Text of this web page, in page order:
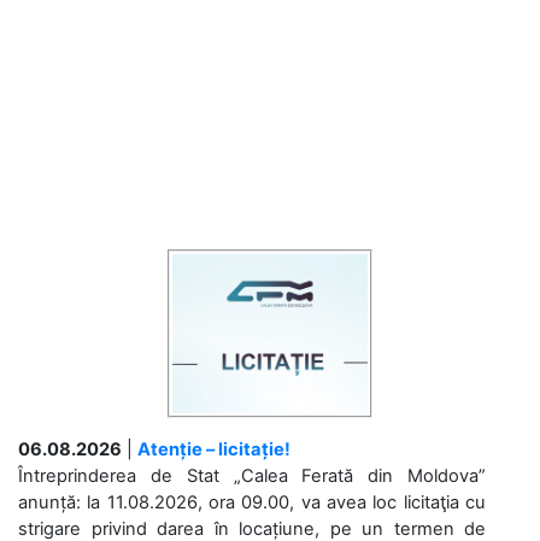
06.08.2026
Atenție – licitație!
Întreprinderea de Stat „Calea Ferată din Moldova”
anunță: la 11.08.2026, ora 09.00, va avea loc licitaţia cu
strigare privind darea în locațiune, pe un termen de